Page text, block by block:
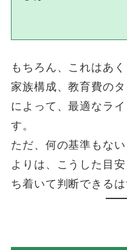
もちろん、これはあ
家族構成、教育費の
によって、最適なラ
す。
ただ、何の基準もな
よりは、こうした目
ち着いて判断できるは